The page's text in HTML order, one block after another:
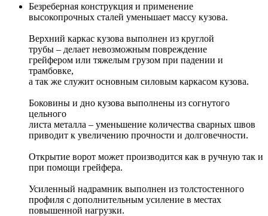
Безреберная конструкция и применение
высокопрочных сталей уменьшает массу кузова.
Верхний каркас кузова выполнен из круглой
трубы – делает невозможным повреждение
грейфером или тяжелым грузом при падении и
трамбовке,
а так же служит основным силовым каркасом кузова.
Боковины и дно кузова выполнены из согнутого
цельного
листа металла – уменьшение количества сварных швов
приводит к увеличению прочности и долговечности.
Открытие ворот может производится как в ручную так и
при помощи грейфера.
Усиленный надрамник выполнен из толстостенного
профиля с дополнительным усиление в местах
повышенной нагрузки.